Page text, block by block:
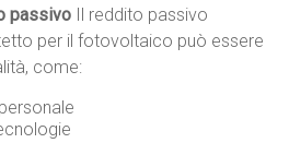
passivo Il reddito passivo
per il fotovoltaico può essere
come: